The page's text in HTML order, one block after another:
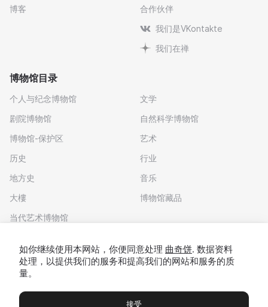
博客
合作伙伴
我们是VKontakte
我们在禅
博物馆目录
个人与纪念博物馆
剧院博物馆
博物馆-保护区
历史
地方史
大樓
当代艺术博物馆
文学
自然科学博物馆
艺术
行业
音乐
博物馆藏品
如你继续使用本网站，你便同意处理 曲奇饼. 数据资料
处理，以提供我们的服务和提高我们的网站和服务的质
量。
接受